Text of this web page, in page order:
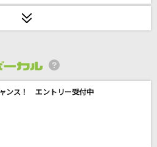
ンス！ エントリー受付中